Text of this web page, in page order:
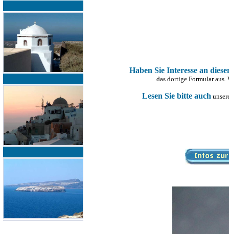
Haben Sie Interesse an
das dortige Formular
Lesen Sie bitte auch